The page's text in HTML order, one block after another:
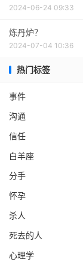
2024-06-24 09:33
炼丹炉？
2024-07-04 10:36
热门标签
事件
沟通
信任
白羊座
分手
怀孕
杀人
死去的人
心理学